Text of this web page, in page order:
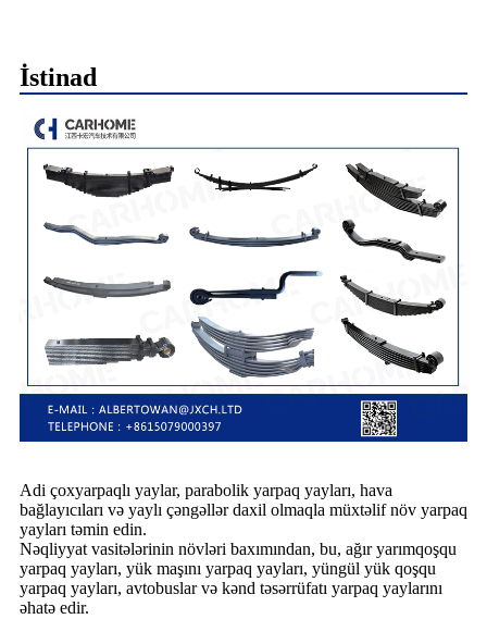
İstinad
Adi çoxyarpaqlı yaylar, parabolik yarpaq yayları, hava
bağlayıcıları və yaylı çəngəllər daxil olmaqla müxtəlif növ yarpaq
yayları təmin edin.
Nəqliyyat vasitələrinin növləri baxımından, bu, ağır yarımqoşqu
yarpaq yayları, yük maşını yarpaq yayları, yüngül yük qoşqu
yarpaq yayları, avtobuslar və kənd təsərrüfatı yarpaq yaylarını
əhatə edir.